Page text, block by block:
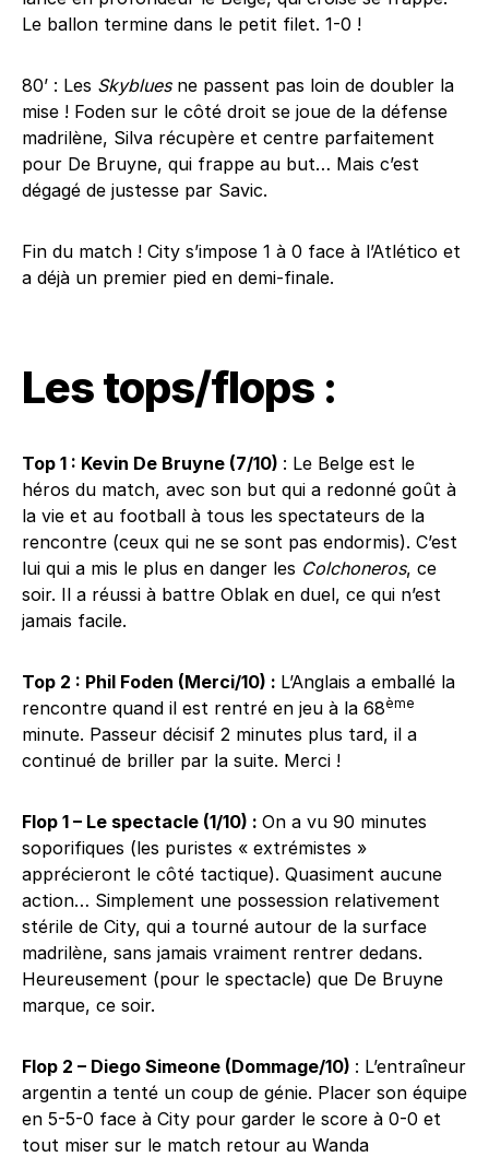
Le ballon termine dans le petit filet. 1-0 !
80’ : Les Skyblues ne passent pas loin de doubler la
mise ! Foden sur le côté droit se joue de la défense
madrilène, Silva récupère et centre parfaitement
pour De Bruyne, qui frappe au but… Mais c’est
dégagé de justesse par Savic.
Fin du match ! City s’impose 1 à 0 face à l’Atlético et
a déjà un premier pied en demi-finale.
Les tops/flops :
Top 1 : Kevin De Bruyne (7/10) : Le Belge est le
héros du match, avec son but qui a redonné goût à
la vie et au football à tous les spectateurs de la
rencontre (ceux qui ne se sont pas endormis). C’est
lui qui a mis le plus en danger les Colchoneros, ce
soir. Il a réussi à battre Oblak en duel, ce qui n’est
jamais facile.
Top 2 : Phil Foden (Merci/10) : L’Anglais a emballé la
rencontre quand il est rentré en jeu à la 68ème
minute. Passeur décisif 2 minutes plus tard, il a
continué de briller par la suite. Merci !
Flop 1 – Le spectacle (1/10) : On a vu 90 minutes
soporifiques (les puristes « extrémistes »
apprécieront le côté tactique). Quasiment aucune
action… Simplement une possession relativement
stérile de City, qui a tourné autour de la surface
madrilène, sans jamais vraiment rentrer dedans.
Heureusement (pour le spectacle) que De Bruyne
marque, ce soir.
Flop 2 – Diego Simeone (Dommage/10) : L’entraîneur
argentin a tenté un coup de génie. Placer son équipe
en 5-5-0 face à City pour garder le score à 0-0 et
tout miser sur le match retour au Wanda